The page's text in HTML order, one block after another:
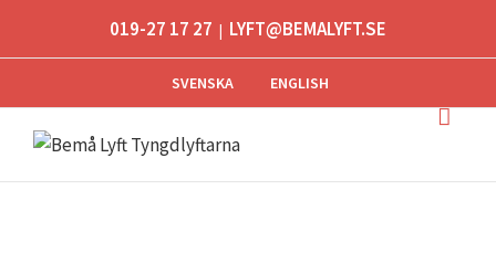
019-27 17 27 | LYFT@BEMALYFT.SE
SVENSKA ENGLISH